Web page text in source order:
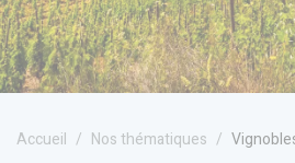
Accueil Nos thématiques